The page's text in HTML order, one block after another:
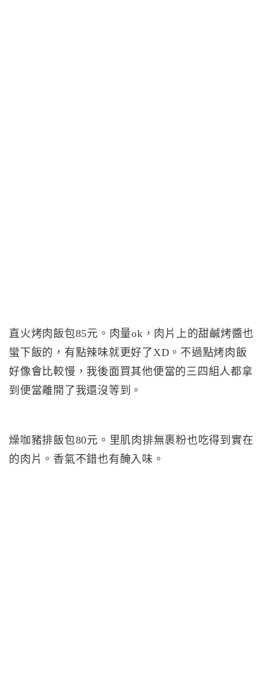
直火烤肉飯包85元。肉量ok，肉片上的甜鹹烤醬也
蠻下飯的，有點辣味就更好了XD。不過點烤肉飯
好像會比較慢，我後面買其他便當的三四組人都拿
到便當離開了我還沒等到。
燥咖豬排飯包80元。里肌肉排無裹粉也吃得到實在
的肉片。香氣不錯也有醃入味。